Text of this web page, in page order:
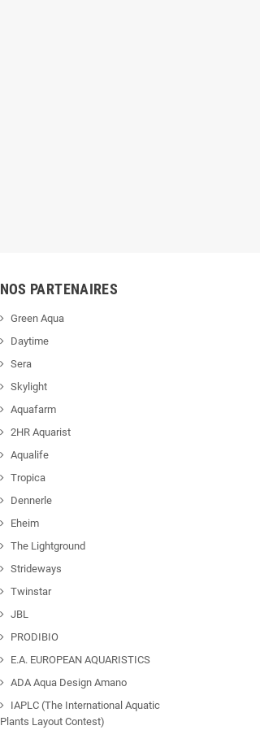
NOS PARTENAIRES
Green Aqua
Daytime
Sera
Skylight
Aquafarm
2HR Aquarist
Aqualife
Tropica
Dennerle
Eheim
The Lightground
Strideways
Twinstar
JBL
PRODIBIO
E.A. EUROPEAN AQUARISTICS
ADA Aqua Design Amano
IAPLC (The International Aquatic
Plants Layout Contest)